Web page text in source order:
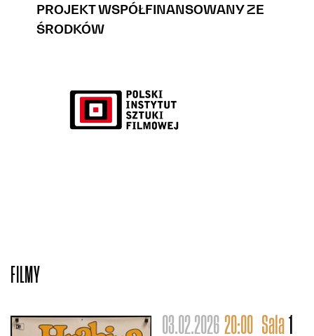
PROJEKT WSPÓŁFINANSOWANY ZE
ŚRODKÓW
FILMY
03.02.2026 20:00 Sala 1